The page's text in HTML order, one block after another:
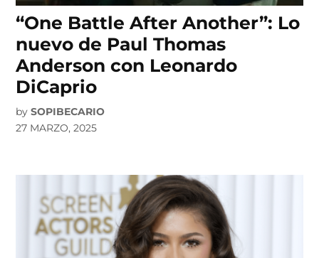
“One Battle After Another”: Lo
nuevo de Paul Thomas
Anderson con Leonardo
DiCaprio
by SOPIBECARIO
27 MARZO, 2025